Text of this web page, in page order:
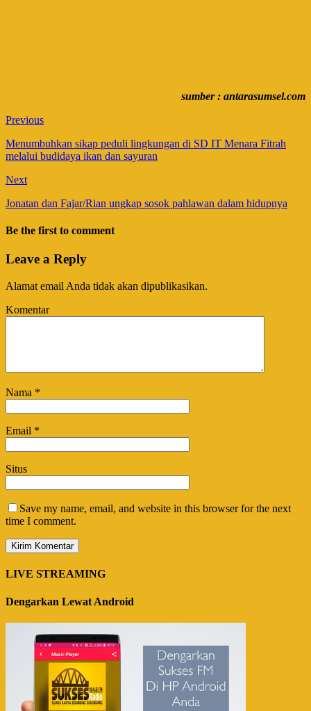
sumber : antarasumsel.com
Previous
Menumbuhkan sikap peduli lingkungan di SD IT Menara Fitrah
melalui budidaya ikan dan sayuran
Next
Jonatan dan Fajar/Rian ungkap sosok pahlawan dalam hidupnya
Be the first to comment
Leave a Reply
Alamat email Anda tidak akan dipublikasikan.
Komentar
Nama *
Email *
Situs
Save my name, email, and website in this browser for the next
time I comment.
LIVE STREAMING
Dengarkan Lewat Android